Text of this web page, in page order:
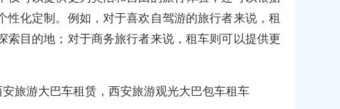
性化定制。例如，对于喜欢自驾游的旅行者来说，租
索目的地；对于商务旅行者来说，租车则可以提供更
旅游大巴车租赁，西安旅游观光大巴包车租车